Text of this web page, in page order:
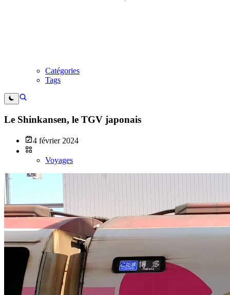
Catégories
Tags
Le Shinkansen, le TGV japonais
4 février 2024
Voyages